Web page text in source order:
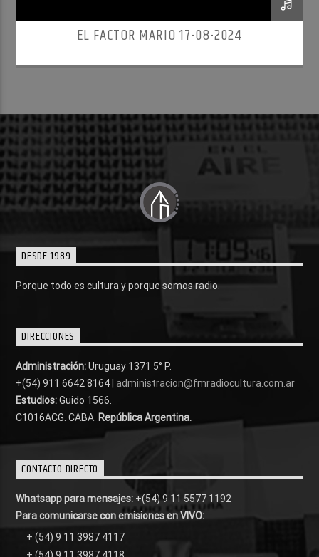
EL FACTOR MARIO 17-08-2024
DESDE 1989
Porque todo es cultura y porque somos radio.
DIRECCIONES
Administración:Uruguay 1371 5° P.
+(54) 911 6642 8164 | administracion@fmradiocultura.com.ar
Estudios:Guido 1566.
C1016ACG. CABA. República Argentina.
CONTACTO DIRECTO
Whatsapp para mensajes: +(54) 9 11 5577 1192
Para comunicarse con emisiones en VIVO:
+ (54) 9 11 3987 4117